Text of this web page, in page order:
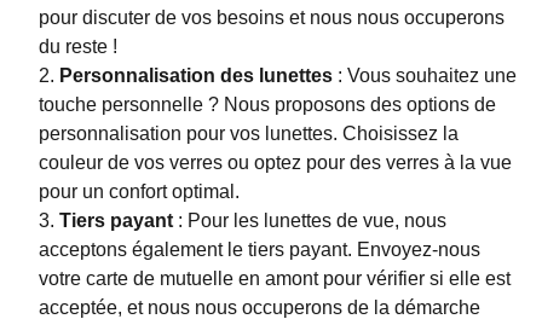
pour discuter de vos besoins et nous nous occuperons
du reste !
Personnalisation des lunettes : Vous souhaitez une
touche personnelle ? Nous proposons des options de
personnalisation pour vos lunettes. Choisissez la
couleur de vos verres ou optez pour des verres à la vue
pour un confort optimal.
Tiers payant : Pour les lunettes de vue, nous
acceptons également le tiers payant. Envoyez-nous
votre carte de mutuelle en amont pour vérifier si elle est
acceptée, et nous nous occuperons de la démarche